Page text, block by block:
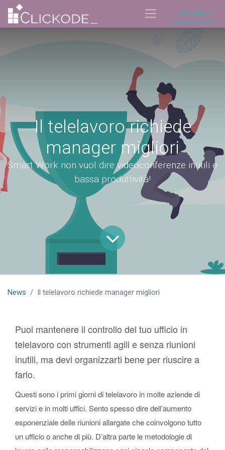
Contattaci
Il telelavoro richiede
manager migliori
Smart Work non vuol dire videoconferenze inutili e
bassa produttività!
News Il telelavoro richiede manager migliori
Puoi mantenere il controllo del tuo ufficio in
telelavoro con strumenti agili e senza riunioni
inutili, ma devi organizzarti bene per riuscire a
farlo.
Questi sono i primi giorni di telelavoro in molte aziende di
servizi e in molti uffici. Sento spesso dire dell’aumento
esponenziale delle riunioni allargate che coinvolgono tutto
un ufficio o anche di più. D’altra parte le metodologie di